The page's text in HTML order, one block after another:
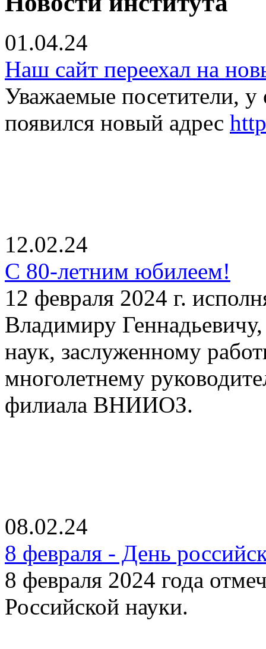
01.04.24
Наш сайт переехал на
Уважаемые посетители,
появился новый адрес
12.02.24
С 80-летним юбилеем!
12 февраля 2024 г.
Владимиру
наук, заслуженному
многолетнему
филиала ВНИИОЗ.
08.02.24
8 февраля - День
8 февраля 2024 года
Российской науки.